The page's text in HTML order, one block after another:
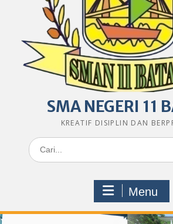
SMA NEGERI 11
KREATIF DISIPLIN DAN
Search
for:
Menu